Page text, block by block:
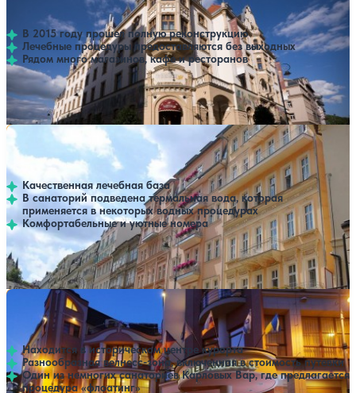
Карловы Вары
В 2015 году прошел полную реконструкцию
Лечебные процедуры предоставляются без выходных
Рядом много магазинов, кафе и ресторанов
Профилей лечения: Крытый бассейн SPA
Санаторий Venus
Карловы Вары
Качественная лечебная база
В санаторий подведена термальная вода, которая
применяется в некоторых водных процедурах
Комфортабельные и уютные номера
Профилей лечения:3 Крытый бассейн
Нет цен или свободных мест на выбранные даты
Выбрать другой вариант
Санаторий Ambiente
Карловы Вары
Находится в историческом центре курорта
Разнообразная велнесс-зона, включенная в стоимость путевки
Один из немногих санаториев Карловых Вар, где предлагается
процедура «флоатинг»
Нет цен или свободных мест на выбранные даты
Выбрать другой вариант